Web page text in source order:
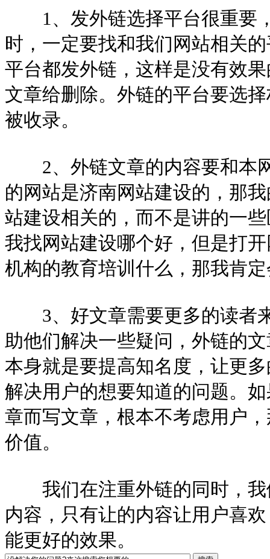
1、发外链选择平台很重要
时，一定要找和我们网站相关
平台都发外链，这样是没有效
文章给删除。外链的平台要选
被收录。
2、外链文章的内容要和本
的网站是济南网站建设的，那
站建设相关的，而不是讲的一
我找网站建设哪个好，但是打
机构的教育培训什么，那我肯
3、好文章需要更多的读者
助他们解决一些疑问，外链的
本身就是要提高知名度，让更
解决用户的想要知道的问题。
章而写文章，根本不考虑用户
价值。
我们在注重外链的同时，我
内容，只有让的内容让用户喜
能更好的效果。